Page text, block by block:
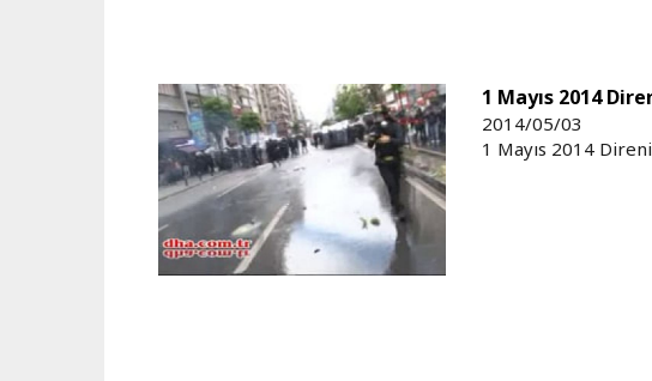
1 Mayıs 2014
2014/05/03
1 Mayıs 2014